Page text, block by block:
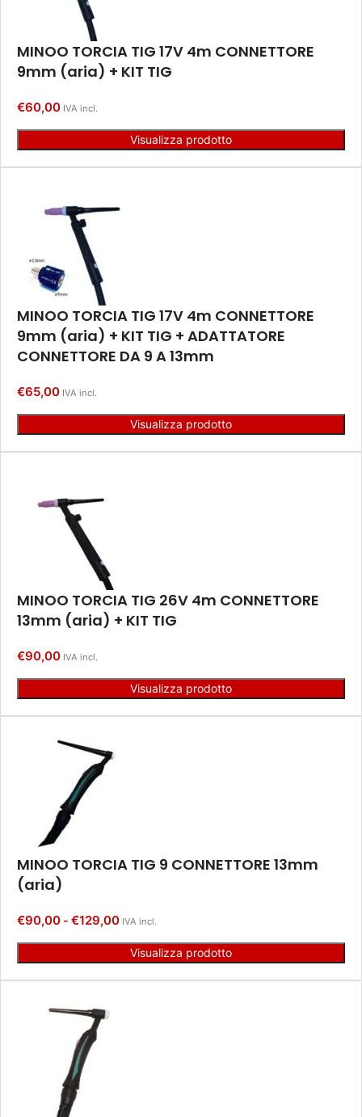
MINOO TORCIA TIG 17V 4m CONNETTORE
9mm (aria) + KIT TIG
€60,00 IVA incl.
Visualizza prodotto
MINOO TORCIA TIG 17V 4m CONNETTORE
9mm (aria) + KIT TIG + ADATTATORE
CONNETTORE DA 9 A 13mm
€65,00 IVA incl.
Visualizza prodotto
MINOO TORCIA TIG 26V 4m CONNETTORE
13mm (aria) + KIT TIG
€90,00 IVA incl.
Visualizza prodotto
MINOO TORCIA TIG 9 CONNETTORE 13mm
(aria)
€90,00 - €129,00 IVA incl.
Visualizza prodotto